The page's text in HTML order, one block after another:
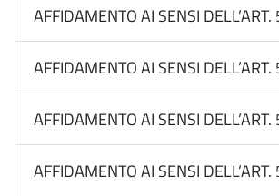
AFFIDAMENTO AI SENSI
AFFIDAMENTO AI SENSI
AFFIDAMENTO AI SENSI
AFFIDAMENTO AI SENSI